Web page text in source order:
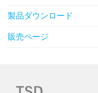
製品ダウンロード
販売ページ